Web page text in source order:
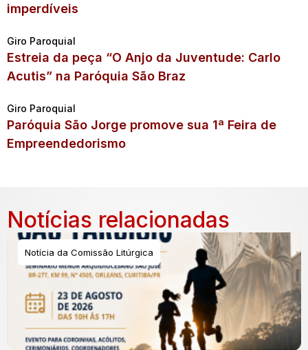
imperdíveis
Giro Paroquial
Estreia da peça “O Anjo da Juventude: Carlo
Acutis” na Paróquia São Braz
Giro Paroquial
Paróquia São Jorge promove sua 1ª Feira de
Empreendedorismo
Notícias relacionadas
Notícia da Comissão Litúrgica